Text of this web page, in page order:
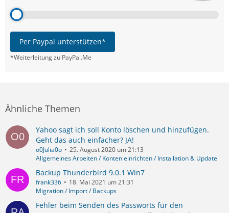
Per Paypal unterstützen*
*Weiterleitung zu PayPal.Me
Ähnliche Themen
Yahoo sagt ich soll Konto löschen und hinzufügen.
Geht das auch einfacher? JA!
o0Julia0o
25. August 2020 um 21:13
Allgemeines Arbeiten / Konten einrichten / Installation & Update
Backup Thunderbird 9.0.1 Win7
frank336
18. Mai 2021 um 21:31
Migration / Import / Backups
Fehler beim Senden des Passworts für den